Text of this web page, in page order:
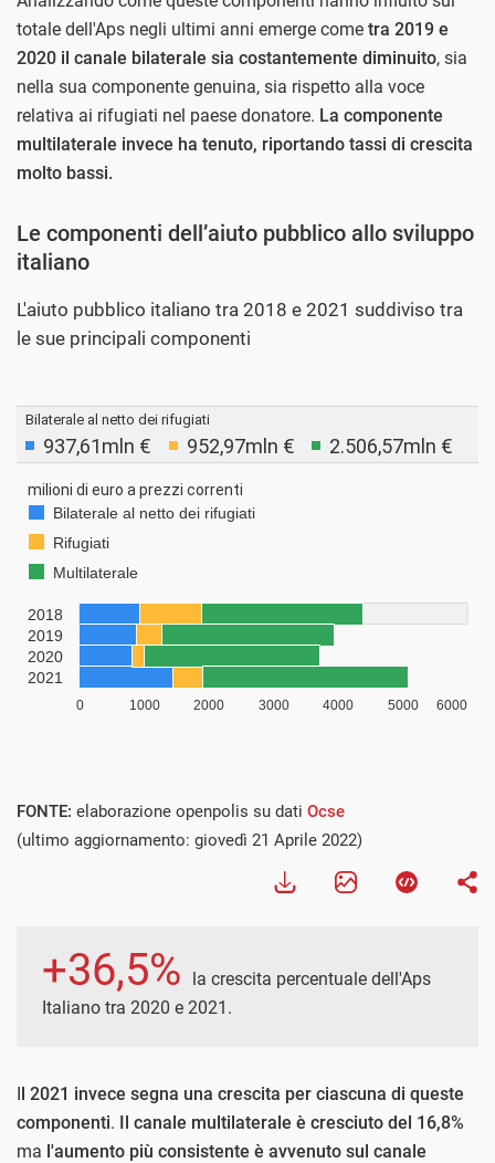
totale dell'Aps negli ultimi anni emerge come tra 2019 e
2020 il canale bilaterale sia costantemente diminuito, sia
nella sua componente genuina, sia rispetto alla voce
relativa ai rifugiati nel paese donatore. La componente
multilaterale invece ha tenuto, riportando tassi di crescita
molto bassi.
Le componenti dell’aiuto pubblico allo sviluppo
italiano
L'aiuto pubblico italiano tra 2018 e 2021 suddiviso tra
le sue principali componenti
FONTE: elaborazione openpolis su dati Ocse
(ultimo aggiornamento: giovedì 21 Aprile 2022)
+36,5%
la crescita percentuale dell'Aps
Italiano tra 2020 e 2021.
Il 2021 invece segna una crescita per ciascuna di queste
componenti. Il canale multilaterale è cresciuto del 16,8%
ma l'aumento più consistente è avvenuto sul canale